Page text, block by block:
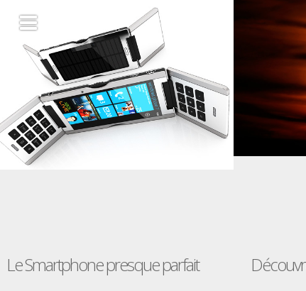
Le Smartphone presque parfait